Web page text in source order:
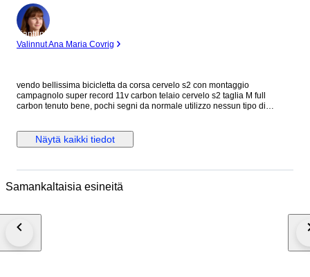
asiantuntija
Valinnut Ana Maria Covrig
vendo bellissima bicicletta da corsa cervelo s2 con montaggio
campagnolo super record 11v carbon telaio cervelo s2 taglia M full
carbon tenuto bene, pochi segni da normale utilizzo nessun tipo di
( deragliatore anteriore chorus 11v) manubrio most in carbonio pedivelle
campagnolo in carbonio forgiato pedali doppio uso in metallo flat o con
sella fizik
Näytä kaikki tiedot
Samankaltaisia esineitä